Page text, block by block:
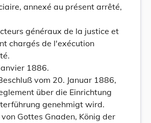
annexé au présent arrêté,
généraux de la justice et
chargés de l'exécution
1886.
vom 20. Januar 1886,
über die Einrichtung
genehmigt wird.
Gottes Gnaden, König der